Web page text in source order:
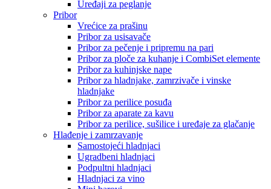
Uređaji za peglanje
Pribor
Vrećice za prašinu
Pribor za usisavače
Pribor za pečenje i pripremu na pari
Pribor za ploče za kuhanje i CombiSet elemente
Pribor za kuhinjske nape
Pribor za hladnjake, zamrzivače i vinske
hladnjake
Pribor za perilice posuđa
Pribor za aparate za kavu
Pribor za perilice, sušilice i uređaje za glačanje
Hlađenje i zamrzavanje
Samostojeći hladnjaci
Ugradbeni hladnjaci
Podpultni hladnjaci
Hladnjaci za vino